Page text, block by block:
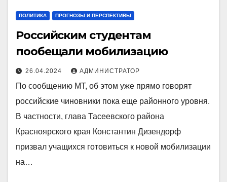
ПОЛИТИКА ПРОГНОЗЫ И ПЕРСПЕКТИВЫ
Российским студентам
пообещали мобилизацию
26.04.2024 АДМИНИСТРАТОР
По сообщению МТ, об этом уже прямо говорят
российские чиновники пока еще районного уровня.
В частности, глава Тасеевского района
Красноярского края Константин Дизендорф
призвал учащихся готовиться к новой мобилизации
на…